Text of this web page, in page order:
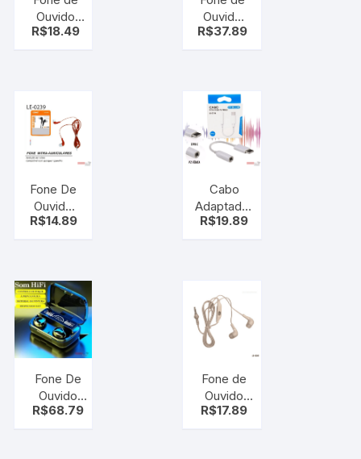
Ouvido
Stereo
R$18.49
Ouvido
para
R$37.89
Fone De
Ouvido
Com Fio
P2 Le-
0239
R$14.89
Cabo
Adaptador
Tipo C
3.5mm
R$19.89
Fone De
Ouvido
bluetooth
R$68.79
Fone de
Ouvido
Com Fio E
R$17.89